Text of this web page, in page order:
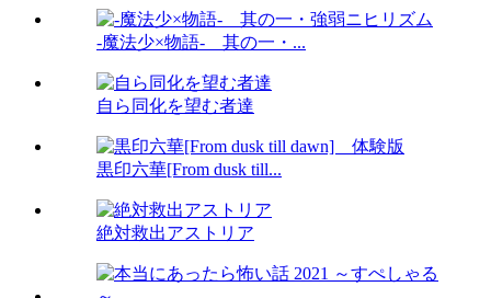
-魔法少×物語- 其の一・...
自ら同化を望む者達
黒印六華[From dusk till...
絶対救出アストリア